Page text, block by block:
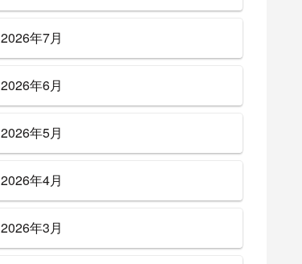
2026年7月
2026年6月
2026年5月
2026年4月
2026年3月